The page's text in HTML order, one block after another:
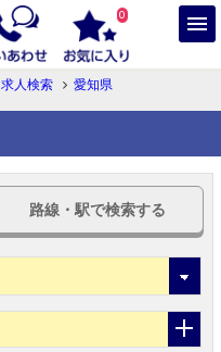
0
求人検索
愛知県
路線・駅で検索する